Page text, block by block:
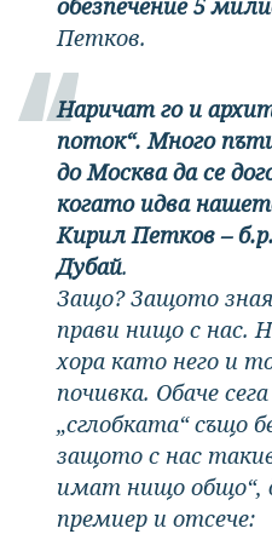
Петков.
Наричат го и
поток“. Много
до Москва да се
когато идва
Кирил Петков –
Дубай.
Защо? Защото
прави нищо с нас.
хора като него и
почивка. Обаче
„сглобката“ също
защото с нас
имат нищо общо“,
премиер и отсече: